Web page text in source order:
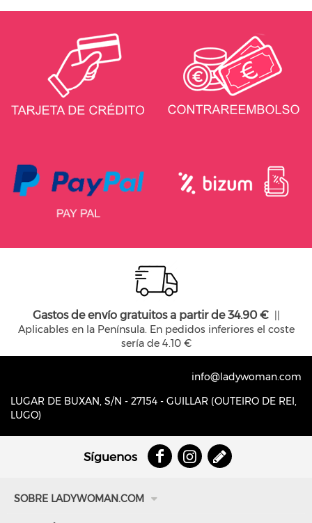
Gastos de envío gratuitos a partir de 34.90 €
Aplicables en la Península. En pedidos inferiores el coste
sería de 4.10 €
info@ladywoman.com
LUGAR DE BUXAN, S/N - 27154 - GUILLAR (OUTEIRO DE REI,
LUGO)
Síguenos
SOBRE LADYWOMAN.COM